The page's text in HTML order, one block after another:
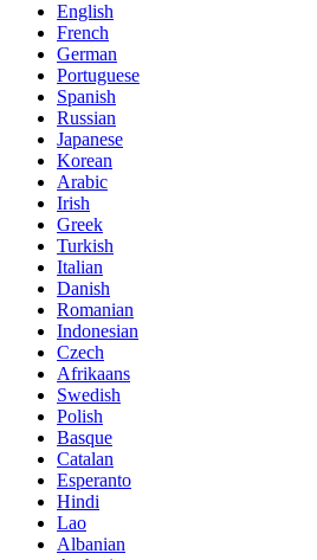
English
French
German
Portuguese
Spanish
Russian
Japanese
Korean
Arabic
Irish
Greek
Turkish
Italian
Danish
Romanian
Indonesian
Czech
Afrikaans
Swedish
Polish
Basque
Catalan
Esperanto
Hindi
Lao
Albanian